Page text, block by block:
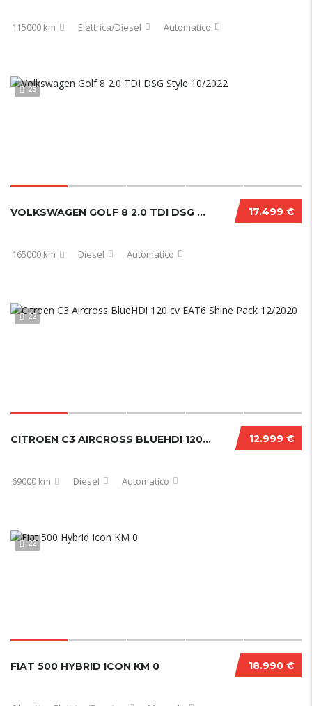
115000 km Elettrica/Diesel Automatico
25
17.499 €
VOLKSWAGEN GOLF 8 2.0 TDI DSG STYLE 10/2022
165000 km Diesel Automatico
22
12.999 €
CITROEN C3 AIRCROSS BLUEHDI 120 CV EAT6 SHINE PACK 12/2020
69000 km Diesel Automatico
22
18.990 €
FIAT 500 HYBRID ICON KM 0